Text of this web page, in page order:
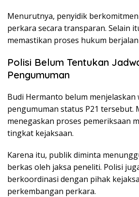
Menurutnya, penyidik
perkara secara transparan. Selain
memastikan proses hukum
Polisi Belum Tentukan
Pengumuman
Budi Hermanto belum menjelaskan
pengumuman status P21 tersebut.
menegaskan proses pemeriksaan
tingkat kejaksaan.
Karena itu, publik diminta
berkas oleh jaksa peneliti. Polisi
berkoordinasi dengan pihak
perkembangan perkara.